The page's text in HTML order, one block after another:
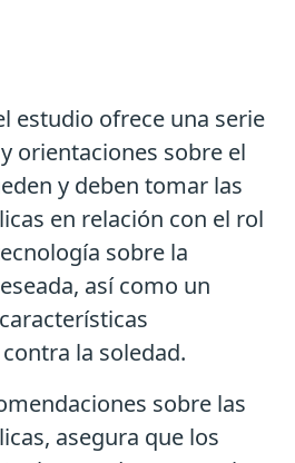
estudio ofrece una serie
orientaciones sobre el
y deben tomar las
en relación con el rol
sobre la
así como un
la soledad.
sobre las
asegura que los